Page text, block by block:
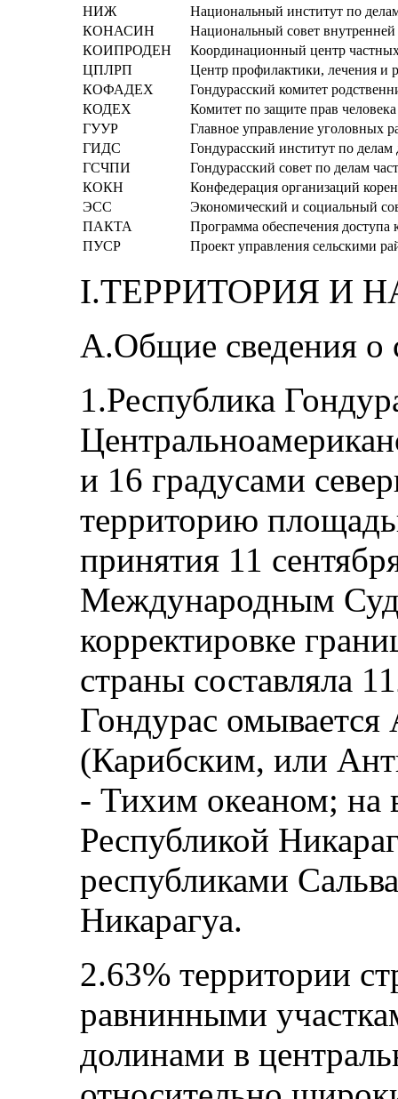
НИЖ
Национальный институт по
КОНАСИН
Национальный совет внутренней
КОИПРОДЕН
Координационный центр
ЦПЛРП
Центр профилактики, лечения и
КОФАДЕХ
Гондурасский комитет
КОДЕХ
Комитет по защите прав человека
ГУУР
Главное управление уголовных
ГИДС
Гондурасский институт по делам
ГСЧПИ
Гондурасский совет по делам
КОКН
Конфедерация организаций
ЭСС
Экономический и социальный
ПАКТА
Программа обеспечения доступа
ПУСР
Проект управления сельскими
I.ТЕРРИТОРИЯ И
A.Общие сведения о
1.Республика
и 16 градусами
территорию
принятия 11
Международным
корректировке
страны составляла
Гондурас
(Карибским, или
- Тихим океаном; на
Республикой
республиками
Никарагуа.
2.63% территории
равнинными
долинами в